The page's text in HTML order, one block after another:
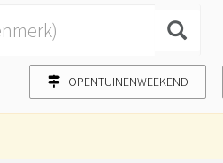
OPENTUINENWEEKEND